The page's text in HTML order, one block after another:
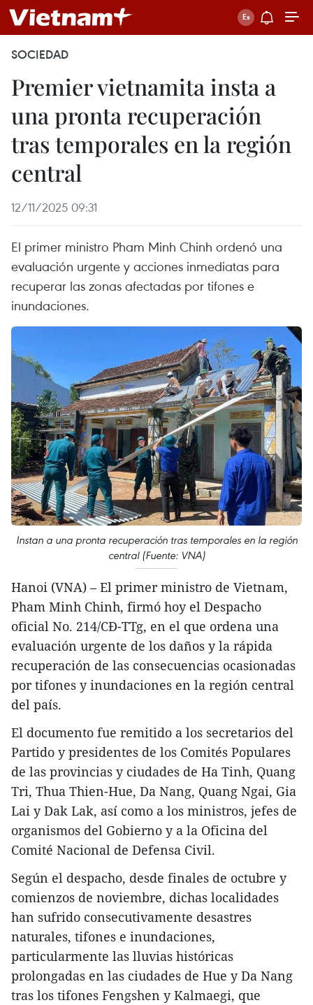
SOCIEDAD
Premier vietnamita insta a
una pronta recuperación
tras temporales en la región
central
12/11/2025 09:31
El primer ministro Pham Minh Chinh ordenó una
evaluación urgente y acciones inmediatas para
recuperar las zonas afectadas por tifones e
inundaciones.
Instan a una pronta recuperación tras temporales en la región
central (Fuente: VNA)
Hanoi (VNA) – El primer ministro de Vietnam,
Pham Minh Chinh, firmó hoy el Despacho
oficial No. 214/CĐ-TTg, en el que ordena una
evaluación urgente de los daños y la rápida
recuperación de las consecuencias ocasionadas
por tifones y inundaciones en la región central
del país.
El documento fue remitido a los secretarios del
Partido y presidentes de los Comités Populares
de las provincias y ciudades de Ha Tinh, Quang
Tri, Thua Thien-Hue, Da Nang, Quang Ngai, Gia
Lai y Dak Lak, así como a los ministros, jefes de
organismos del Gobierno y a la Oficina del
Comité Nacional de Defensa Civil.
Según el despacho, desde finales de octubre y
comienzos de noviembre, dichas localidades
han sufrido consecutivamente desastres
naturales, tifones e inundaciones,
particularmente las lluvias históricas
prolongadas en las ciudades de Hue y Da Nang
tras los tifones Fengshen y Kalmaegi, que